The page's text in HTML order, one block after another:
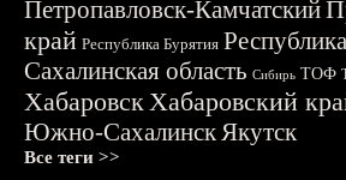
Петропавловск-Камчатский
край Республика Бурятия
Сахалинская область Сибирь ТОФ
ХабаровскХабаровский
Южно-СахалинскЯкутск
Все теги >>